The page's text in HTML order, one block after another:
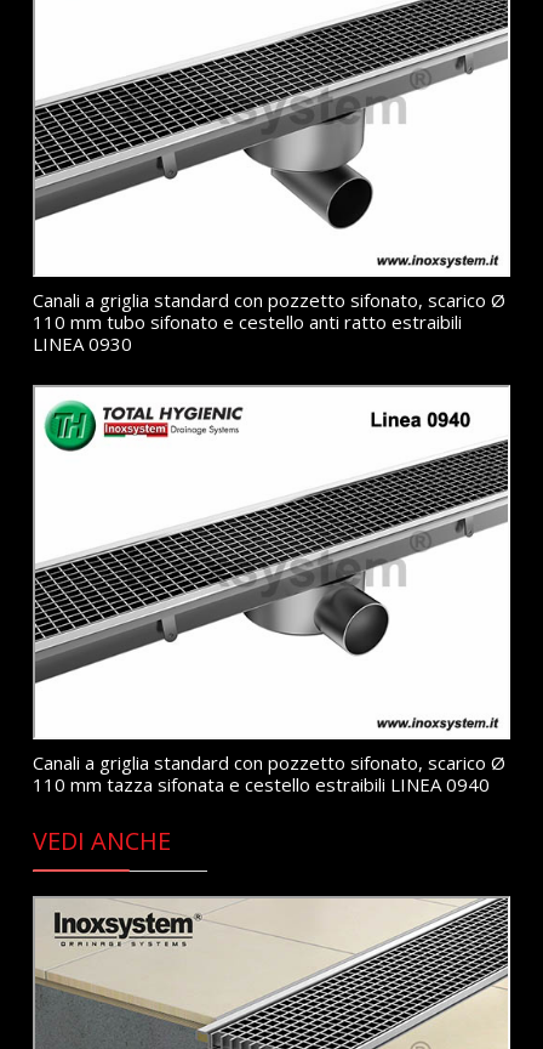
Canali a griglia standard con pozzetto sifonato, scarico Ø
110 mm tubo sifonato e cestello anti ratto estraibili
LINEA 0930
Canali a griglia standard con pozzetto sifonato, scarico Ø
110 mm tazza sifonata e cestello estraibili LINEA 0940
VEDI ANCHE